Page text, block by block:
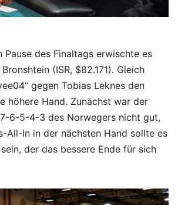
Pause des Finaltags erwischte es
(ISR, $82.171). Gleich
gegen Tobias Leknes den
höhere Hand. Zunächst war der
6-5-4-3 des Norwegers nicht gut,
All-In in der nächsten Hand sollte es
der das bessere Ende für sich